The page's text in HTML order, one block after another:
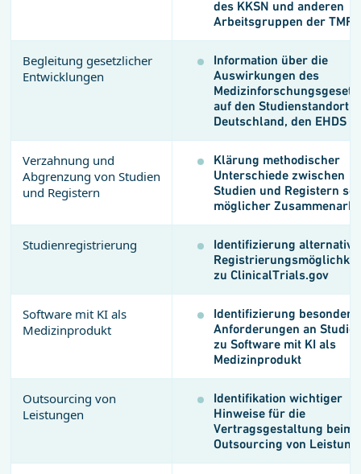
des KKSN und anderen
Arbeitsgruppen der TMF
Begleitung gesetzlicher
Entwicklungen
Information über die
Auswirkungen des
auf den Studienstandort
Deutschland, den EHDS
Verzahnung und
Abgrenzung von Studien
und Registern
Klärung methodischer
Unterschiede zwischen
Studien und Registern
möglicher
Studienregistrierung
Identifizierung
zu ClinicalTrials.gov
Software mit KI als
Medizinprodukt
Identifizierung
Anforderungen an
zu Software mit KI als
Medizinprodukt
Outsourcing von
Leistungen
Identifikation wichtiger
Hinweise für die
Vertragsgestaltung beim
Outsourcing von